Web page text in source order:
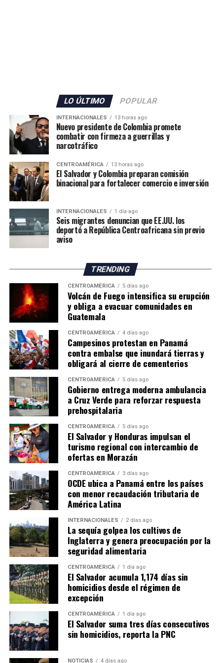
LO ÚLTIMO POPULAR
INTERNACIONALES 13 horas ago
Nuevo presidente de Colombia promete
combatir con firmeza a guerrillas y
narcotráfico
CENTROAMÉRICA 13 horas ago
El Salvador y Colombia preparan comisión
binacional para fortalecer comercio e inversión
INTERNACIONALES 1 día ago
Seis migrantes denuncian que EE.UU. los
deportó a República Centroafricana sin previo
aviso
TRENDING
CENTROAMÉRICA 5 días ago
Volcán de Fuego intensifica su erupción
y obliga a evacuar comunidades en
Guatemala
CENTROAMÉRICA 4 días ago
Campesinos protestan en Panamá
contra embalse que inundará tierras y
obligará al cierre de cementerios
CENTROAMÉRICA 5 días ago
Gobierno entrega moderna ambulancia
a Cruz Verde para reforzar respuesta
prehospitalaria
CENTROAMÉRICA 5 días ago
El Salvador y Honduras impulsan el
turismo regional con intercambio de
ofertas en Morazán
CENTROAMÉRICA 3 días ago
OCDE ubica a Panamá entre los países
con menor recaudación tributaria de
América Latina
INTERNACIONALES 2 días ago
La sequía golpea los cultivos de
Inglaterra y genera preocupación por la
seguridad alimentaria
CENTROAMÉRICA 1 día ago
El Salvador acumula 1,174 días sin
homicidios desde el régimen de
excepción
CENTROAMÉRICA 1 día ago
El Salvador suma tres días consecutivos
sin homicidios, reporta la PNC
NOTICIAS 4 días ago